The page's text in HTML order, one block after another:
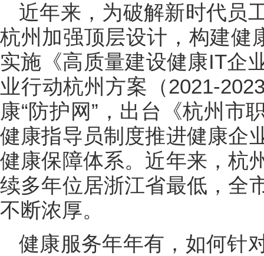
近年来，为破解新时代员
杭州加强顶层设计，构建健
实施《高质量建设健康IT企
业行动杭州方案（2021-
康“防护网”，出台《杭州市
健康指导员制度推进健康企
健康保障体系。近年来，杭
续多年位居浙江省最低，全
不断浓厚。
健康服务年年有，如何针